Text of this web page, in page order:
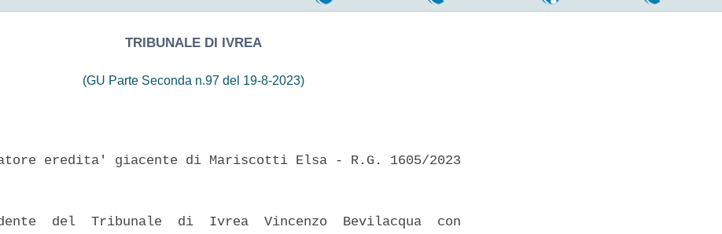
TRIBUNALE DI IVREA
(GU Parte Seconda n.97 del 19-8-2023)
eredita' giacente di Mariscotti Elsa - R.G. 1605/2023
del  Tribunale  di  Ivrea  Vincenzo  Bevilacqua  con